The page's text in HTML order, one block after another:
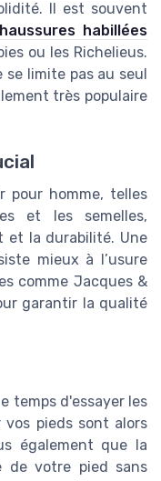
Il est souvent
habillées
ou les Richelieus.
limite pas au seul
très populaire
pour homme, telles
et les semelles,
et la durabilité. Une
mieux à l’usure
comme Jacques &
garantir la qualité
temps d'essayer les
pieds sont alors
également que la
de votre pied sans